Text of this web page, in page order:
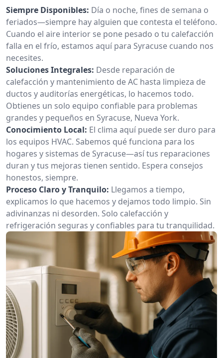
Siempre Disponibles: Día o noche, fines de semana o
feriados—siempre hay alguien que contesta el teléfono.
Cuando el aire interior se pone pesado o tu calefacción
falla en el frío, estamos aquí para Syracuse cuando nos
necesites.
Soluciones Integrales: Desde reparación de
calefacción y mantenimiento de AC hasta limpieza de
ductos y auditorías energéticas, lo hacemos todo.
Obtienes un solo equipo confiable para problemas
grandes y pequeños en Syracuse, Nueva York.
Conocimiento Local: El clima aquí puede ser duro para
los equipos HVAC. Sabemos qué funciona para los
hogares y sistemas de Syracuse—así tus reparaciones
duran y tus mejoras tienen sentido. Espera consejos
honestos, siempre.
Proceso Claro y Tranquilo: Llegamos a tiempo,
explicamos lo que hacemos y dejamos todo limpio. Sin
adivinanzas ni desorden. Solo calefacción y
refrigeración seguras y confiables para tu tranquilidad.